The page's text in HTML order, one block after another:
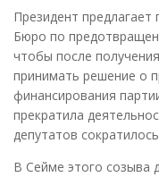
Президент
Бюро по
чтобы после
принимать решение о
финансирования
прекратила
депутатов
В Сейме этого созыва